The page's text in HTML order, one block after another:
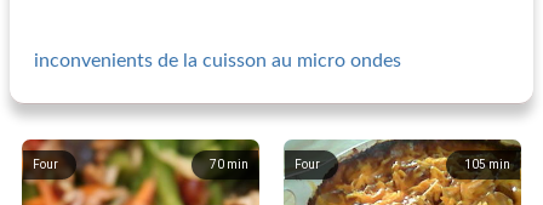
inconvenients de la cuisson au micro ondes
70 min
Four 105min
Four